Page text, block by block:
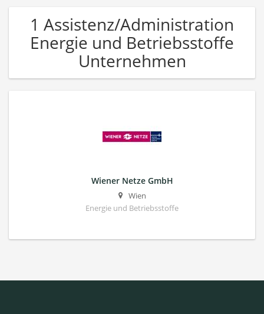
1 Assistenz/Administration
Energie und Betriebsstoffe
Unternehmen
Wiener Netze GmbH
Wien
Energie und Betriebsstoffe